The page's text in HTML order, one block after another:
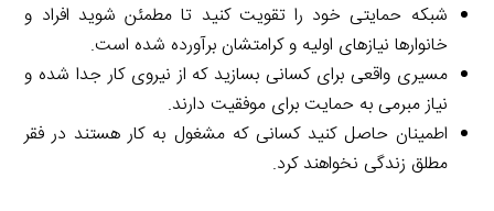
شبکه حمایتی خود را تقویت کنید تا مطمئن شوید افراد و
خانوارها نیازهای اولیه و کرامتشان برآورده شده است.
مسیری واقعی برای کسانی بسازید که از نیروی کار جدا شده و
نیاز مبرمی به حمایت برای موفقیت دارند.
اطمینان حاصل کنید کسانی که مشغول به کار هستند در فقر
مطلق زندگی نخواهند کرد.